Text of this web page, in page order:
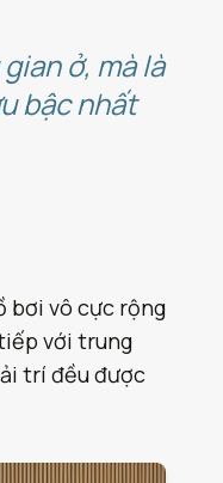
ở, mà là
bậc nhất
bơi vô cực rộng
với trung
trí đều được